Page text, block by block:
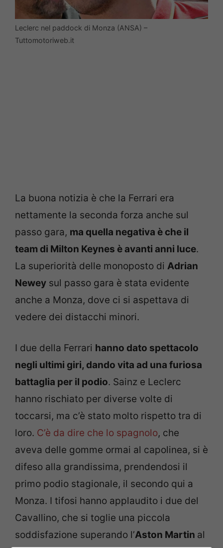
Leclerc nel paddock di Monza (ANSA) –
Tuttomotoriweb.it
La buona notizia è che la Ferrari era
nettamente la seconda forza anche sul
passo gara, ma quella negativa è che il
team di Milton Keynes è avanti anni luce.
La superiorità delle monoposto di Adrian
Newey sul passo gara è stata evidente
anche a Monza, dove ci si aspettava di
vedere dei distacchi minori.
I due della Ferrari hanno dato spettacolo
negli ultimi giri, dando vita ad una furiosa
battaglia per il podio. Sainz e Leclerc
hanno rischiato per diverse volte di
toccarsi, ma c’è stato molto rispetto tra di
loro. C’è da dire che lo spagnolo, che
aveva delle gomme ormai al capolinea, si è
difeso alla grandissima, prendendosi il
primo podio stagionale, il secondo qui a
Monza. I tifosi hanno applaudito i due del
Cavallino, che si toglie una piccola
soddisfazione superando l’Aston Martin al